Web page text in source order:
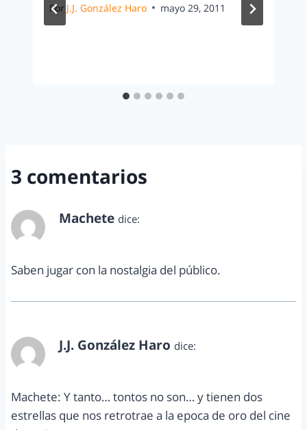
Por J.J. González Haro mayo 29, 2011
3 comentarios
Machete dice:
Saben jugar con la nostalgia del público.
J.J. González Haro dice:
Machete: Y tanto… tontos no son… y tienen dos
estrellas que nos retrotrae a la epoca de oro del cine